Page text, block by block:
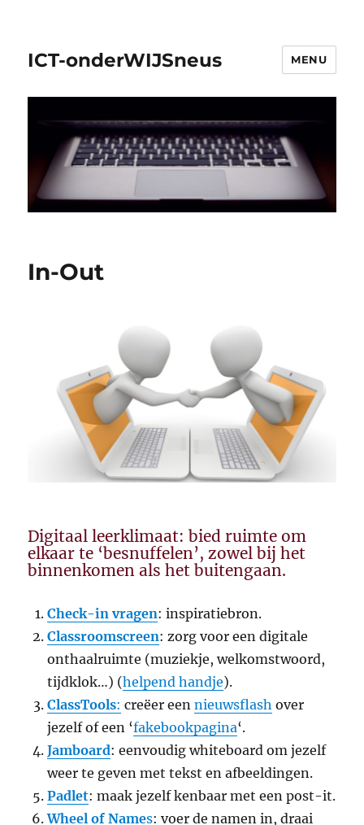
ICT-onderWIJSneus MENU
In-Out
Digitaal leerklimaat: bied ruimte om
elkaar te ‘besnuffelen’, zowel bij het
binnenkomen als het buitengaan.
Check-in vragen: inspiratiebron.
Classroomscreen: zorg voor een digitale
onthaalruimte (muziekje, welkomstwoord,
tijdklok…) (helpend handje).
ClassTools: creëer eennieuwsflash over
jezelf of een ‘fakebookpagina‘.
Jamboard: eenvoudig whiteboard om jezelf
weer te geven met tekst en afbeeldingen.
Padlet: maak jezelf kenbaar met een post-it.
Wheel of Names: voer de namen in, draai